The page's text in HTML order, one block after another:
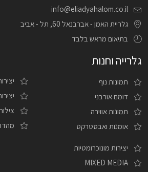
info@eliadyahalom.co.il
גלריית האמן - אברבנאל 60, תל - אביב
בתיאום מראש בלבד
גלרייה וחנות
תמונות נוף
דומם אורבני
תמונות אווירה
אומנות ואבסטרקט
צילור
יצירות מונוכרומטיות
MIXED MEDIA